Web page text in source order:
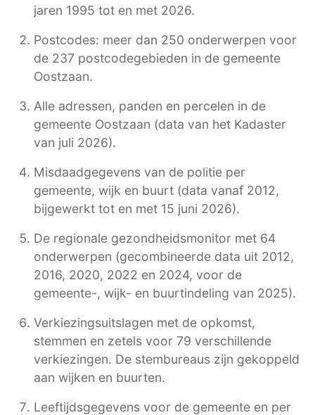
jaren 1995 tot en met 2026.
Postcodes: meer dan 250 onderwerpen voor
de 237 postcodegebieden in de gemeente
Oostzaan.
Alle adressen, panden en percelen in de
gemeente Oostzaan (data van het Kadaster
van juli 2026).
Misdaadgegevens van de politie per
gemeente, wijk en buurt (data vanaf 2012,
bijgewerkt tot en met 15 juni 2026).
De regionale gezondheidsmonitor met 64
onderwerpen (gecombineerde data uit 2012,
2016, 2020, 2022 en 2024, voor de
gemeente-, wijk- en buurtindeling van 2025).
Verkiezingsuitslagen met de opkomst,
stemmen en zetels voor 79 verschillende
verkiezingen. De stembureaus zijn gekoppeld
aan wijken en buurten.
Leeftijdsgegevens voor de gemeente en per